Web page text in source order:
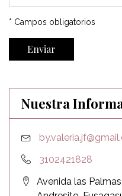
* Campos obligatorios
Nuestra
3102421828
Avenida las